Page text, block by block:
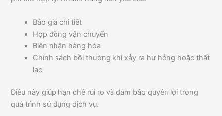
Báo giá chi tiết
Hợp đồng vận chuyển
Biên nhận hàng hóa
Chính sách bồi thường khi xảy ra hư hỏng hoặc thất
lạc
Điều này giúp hạn chế rủi ro và đảm bảo quyền lợi trong
quá trình sử dụng dịch vụ.